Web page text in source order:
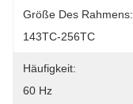
Größe Des Rahmens:
143TC-256TC
Häufigkeit:
60 Hz